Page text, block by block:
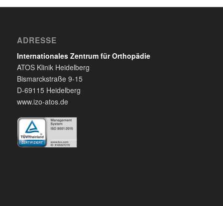
ADRESSE
Internationales Zentrum für Orthopädie
ATOS Klinik Heidelberg
Bismarckstraße 9-15
D-69115 Heidelberg
www.izo-atos.de